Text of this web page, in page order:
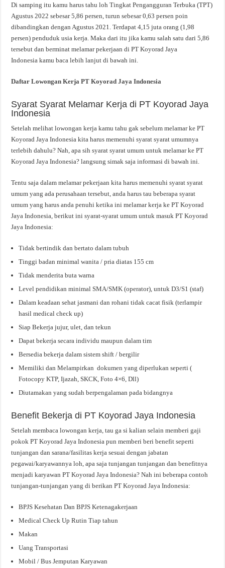
Di samping itu kamu harus tahu loh Tingkat Pengangguran Terbuka (TPT)
Agustus 2022 sebesar 5,86 persen, turun sebesar 0,63 persen poin
dibandingkan dengan Agustus 2021. Terdapat 4,15 juta orang (1,98
persen) penduduk usia kerja. Maka dari itu jika kamu salah satu dari 5,86
tersebut dan berminat melamar pekerjaan di PT Koyorad Jaya
Indonesia kamu baca lebih lanjut di bawah ini.
Daftar Lowongan Kerja PT Koyorad Jaya Indonesia
Syarat Syarat Melamar Kerja di PT Koyorad Jaya
Indonesia
Setelah melihat lowongan kerja kamu tahu gak sebelum melamar ke PT
Koyorad Jaya Indonesia kita harus memenuhi syarat syarat umumnya
terlebih dahulu? Nah, apa sih syarat syarat umum untuk melamar ke PT
Koyorad Jaya Indonesia? langsung simak saja informasi di bawah ini.
Tentu saja dalam melamar pekerjaan kita harus memenuhi syarat syarat
umum yang ada perusahaan tersebut, anda harus tau beberapa syarat
umum yang harus anda penuhi ketika ini melamar kerja ke PT Koyorad
Jaya Indonesia, berikut ini syarat-syarat umum untuk masuk PT Koyorad
Jaya Indonesia:
Tidak bertindik dan bertato dalam tubuh
Tinggi badan minimal wanita / pria diatas 155 cm
Tidak menderita buta warna
Level pendidikan minimal SMA/SMK (operator), untuk D3/S1 (staf)
Dalam keadaan sehat jasmani dan rohani tidak cacat fisik (terlampir
hasil medical check up)
Siap Bekerja jujur, ulet, dan tekun
Dapat bekerja secara individu maupun dalam tim
Bersedia bekerja dalam sistem shift / bergilir
Memiliki dan Melampirkan dokumen yang diperlukan seperti (
Fotocopy KTP, Ijazah, SKCK, Foto 4×6, Dll)
Diutamakan yang sudah berpengalaman pada bidangnya
Benefit Bekerja di PT Koyorad Jaya Indonesia
Setelah membaca lowongan kerja, tau ga si kalian selain memberi gaji
pokok PT Koyorad Jaya Indonesia pun memberi beri benefit seperti
tunjangan dan sarana/fasilitas kerja sesuai dengan jabatan
pegawai/karyawannya loh, apa saja tunjangan tunjangan dan benefitnya
menjadi karyawan PT Koyorad Jaya Indonesia? Nah ini beberapa contoh
tunjangan-tunjangan yang di berikan PT Koyorad Jaya Indonesia:
BPJS Kesehatan Dan BPJS Ketenagakerjaan
Medical Check Up Rutin Tiap tahun
Makan
Uang Transportasi
Mobil / Bus Jemputan Karyawan